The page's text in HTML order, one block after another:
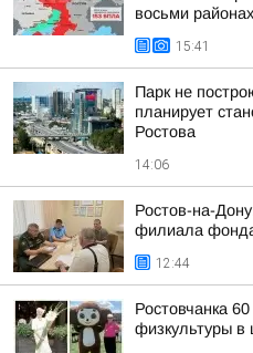
восьми
15:41
Парк не
планирует
Ростова
14:06
Ростов-на-
филиала
12:44
Ростовчанка
физкультуры в